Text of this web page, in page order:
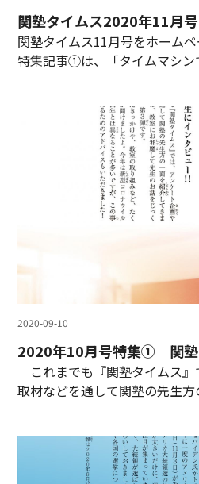
関塾タイムス2020年11月号
関塾タイムス11月号をホーム
特集記事①は、「タイムマシン
2020-09-10
2020年10月号特集① 関塾
これまでも『関塾タイムス
取材などを通して関塾の先生